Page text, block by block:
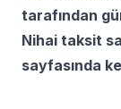
tarafından
Nihai taksit
sayfasında